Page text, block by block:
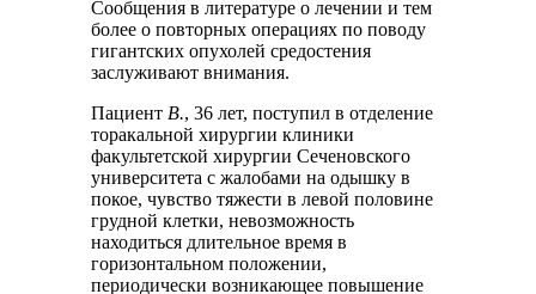
Сообщения в литературе о лечении и тем
более о повторных операциях по поводу
гигантских опухолей средостения
заслуживают внимания.
Пациент В., 36 лет, поступил в отделение
торакальной хирургии клиники
факультетской хирургии Сеченовского
университета с жалобами на одышку в
покое, чувство тяжести в левой половине
грудной клетки, невозможность
находиться длительное время в
горизонтальном положении,
периодически возникающее повышение